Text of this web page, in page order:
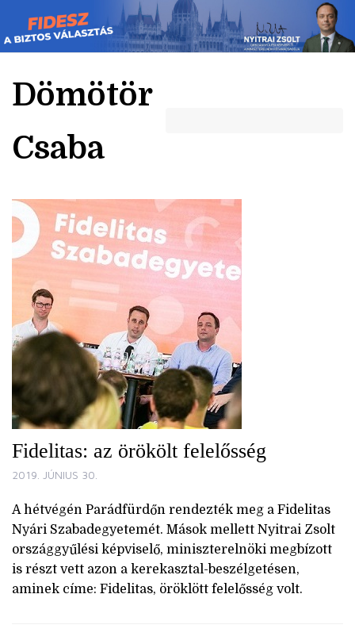
Skip
to
content
Dömötör
Csaba
Fidelitas: az örökölt felelősség
2019. JÚNIUS 30.
A hétvégén Parádfürdőn rendezték meg a Fidelitas
Nyári Szabadegyetemét. Mások mellett Nyitrai Zsolt
országgyűlési képviselő, miniszterelnöki megbízott
is részt vett azon a kerekasztal-beszélgetésen,
aminek címe: Fidelitas, öröklött felelősség volt.